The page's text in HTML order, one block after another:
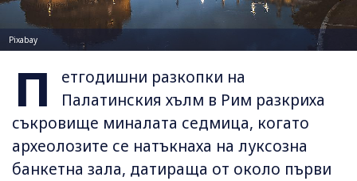
Pixabay
П
етгодишни разкопки на
Палатинския хълм в Рим разкриха
съкровище миналата седмица, когато
археолозите се натъкнаха на луксозна
банкетна зала, датираща от около първи